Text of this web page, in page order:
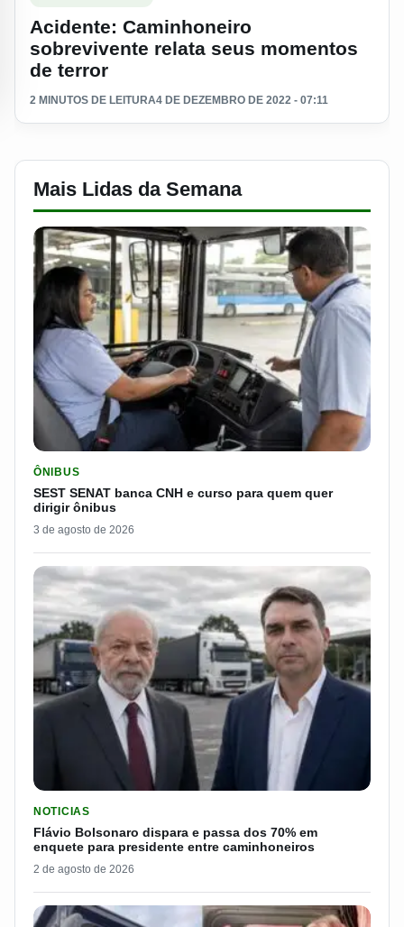
Acidente: Caminhoneiro
sobrevivente relata seus momentos
de terror
2 MINUTOS DE LEITURA4 DE DEZEMBRO DE 2022 - 07:11
Mais Lidas da Semana
ÔNIBUS
SEST SENAT banca CNH e curso para quem quer
dirigir ônibus
3 de agosto de 2026
NOTICIAS
Flávio Bolsonaro dispara e passa dos 70% em
enquete para presidente entre caminhoneiros
2 de agosto de 2026